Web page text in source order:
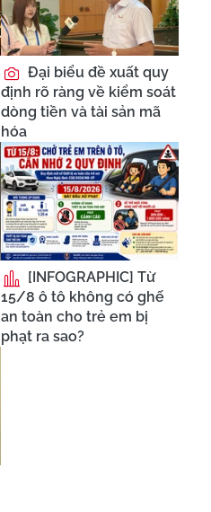
Đại biểu đề xuất quy
định rõ ràng về kiểm soát
dòng tiền và tài sản mã
hóa
[INFOGRAPHIC] Từ
15/8 ô tô không có ghế
an toàn cho trẻ em bị
phạt ra sao?